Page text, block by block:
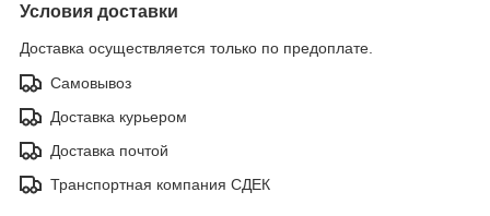
Условия доставки
Доставка осуществляется только по предоплате.
Самовывоз
Доставка курьером
Доставка почтой
Транспортная компания СДЕК